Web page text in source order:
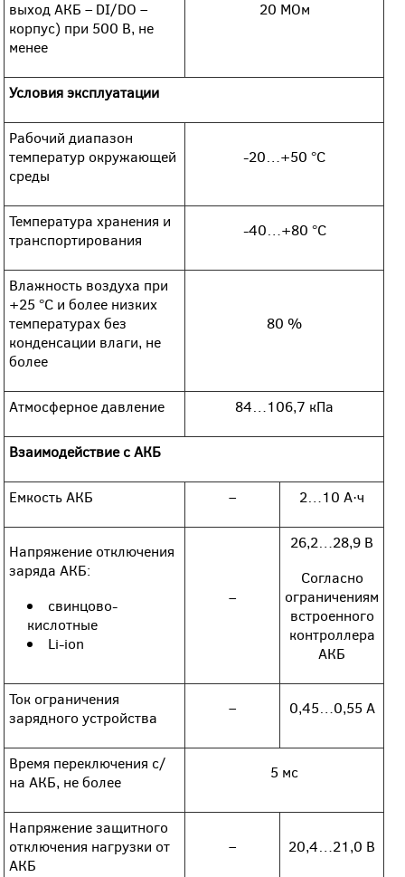
выход АКБ – DI/DO –
корпус) при 500 В, не
менее
20 МОм
Условия эксплуатации
Рабочий диапазон
температур окружающей
среды
-20…+50 °С
Температура хранения и
транспортирования
-40…+80 °С
Влажность воздуха при
+25 °С и более низких
температурах без
конденсации влаги, не
более
80 %
Атмосферное давление 84…106,7 кПа
Взаимодействие с АКБ
Емкость АКБ – 2…10 А·ч
Напряжение отключения
заряда АКБ:
свинцово-
кислотные
Li-ion
–
26,2…28,9 В
Согласно
ограничениям
встроенного
контроллера
АКБ
Ток ограничения
зарядного устройства
– 0,45…0,55 А
Время переключения с/
на АКБ, не более
5 мс
Напряжение защитного
отключения нагрузки от
АКБ
– 20,4…21,0 В